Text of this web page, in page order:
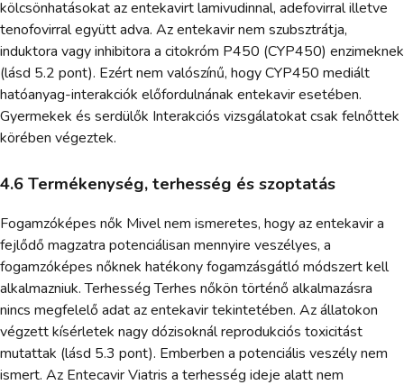
kölcsönhatásokat az entekavirt lamivudinnal, adefovirral illetve
tenofovirral együtt adva. Az entekavir nem szubsztrátja,
induktora vagy inhibitora a citokróm P450 (CYP450) enzimeknek
(lásd 5.2 pont). Ezért nem valószínű, hogy CYP450 mediált
hatóanyag-interakciók előfordulnának entekavir esetében.
Gyermekek és serdülők Interakciós vizsgálatokat csak felnőttek
körében végeztek.
4.6 Termékenység, terhesség és szoptatás
Fogamzóképes nők Mivel nem ismeretes, hogy az entekavir a
fejlődő magzatra potenciálisan mennyire veszélyes, a
fogamzóképes nőknek hatékony fogamzásgátló módszert kell
alkalmazniuk. Terhesség Terhes nőkön történő alkalmazásra
nincs megfelelő adat az entekavir tekintetében. Az állatokon
végzett kísérletek nagy dózisoknál reprodukciós toxicitást
mutattak (lásd 5.3 pont). Emberben a potenciális veszély nem
ismert. Az Entecavir Viatris a terhesség ideje alatt nem